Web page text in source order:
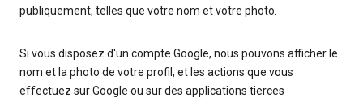
publiquement, telles que votre nom et votre photo.
Si vous disposez d'un compte Google, nous pouvons afficher le
nom et la photo de votre profil, et les actions que vous
effectuez sur Google ou sur des applications tierces